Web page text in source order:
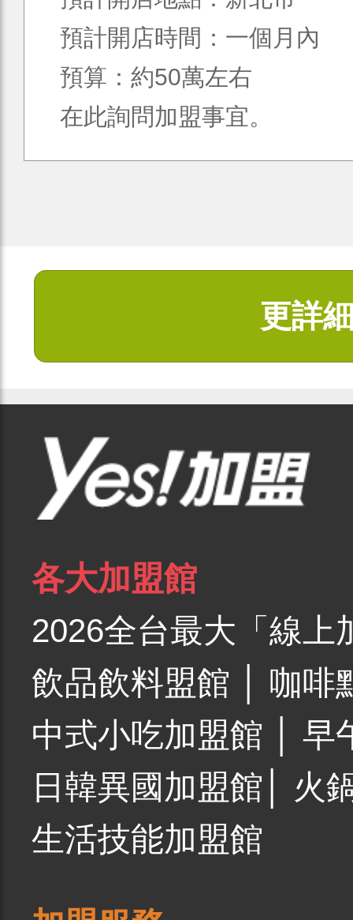
預計開店時間：一個月內
預算：約50萬左右
在此詢問加盟事宜。
更詳
各大加盟館
2026全台最大「線上
飲品飲料盟館
咖啡
中式小吃加盟館
早
日韓異國加盟館
火
生活技能加盟館